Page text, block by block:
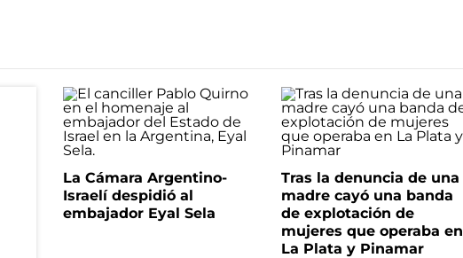
La Cámara Argentino-
Israelí despidió al
embajador Eyal Sela
Tras la denuncia de una
madre cayó una banda
de explotación de
mujeres que operaba en
La Plata y Pinamar